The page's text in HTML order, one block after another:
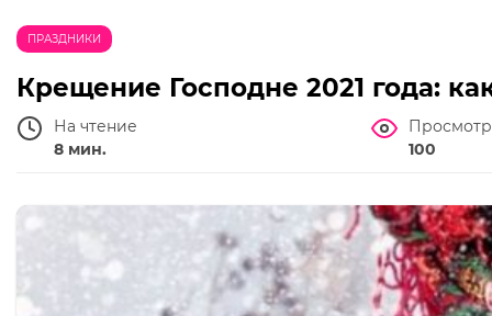
ПРАЗДНИКИ
Крещение Господне 2021 года:
На чтение
8 мин.
100